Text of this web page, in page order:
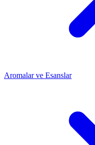
Aromalar ve Esanslar